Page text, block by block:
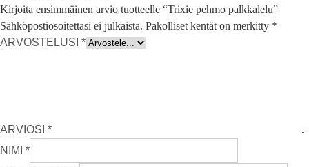
Kirjoita ensimmäinen arvio tuotteelle “Trixie pehmo palkkalelu”
Sähköpostiosoitettasi ei julkaista. Pakolliset kentät on merkitty *
ARVOSTELUSI *
ARVIOSI *
NIMI *